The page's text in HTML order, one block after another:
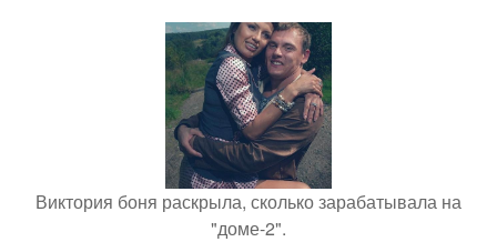
Виктория боня раскрыла, сколько зарабатывала на
"доме-2".